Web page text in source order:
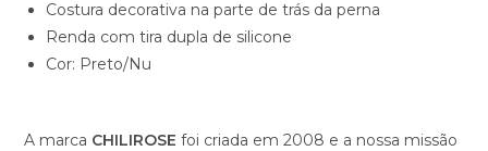
Costura decorativa na parte de trás da perna
Renda com tira dupla de silicone
Cor: Preto/Nu
A marca CHILIROSE foi criada em 2008 e a nossa missão